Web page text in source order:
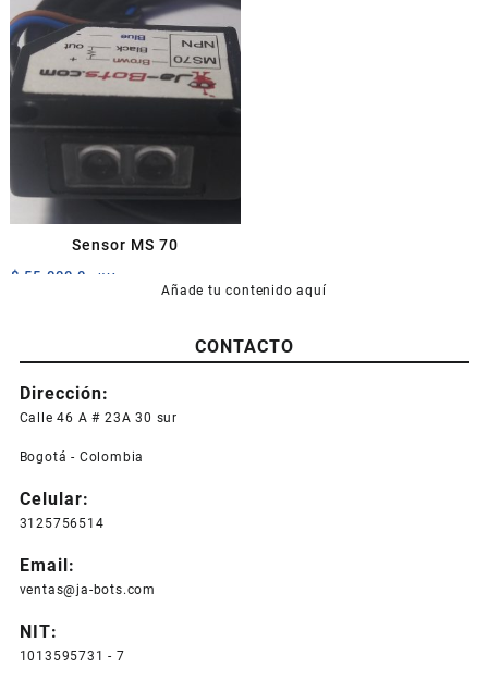
Sensor MS 70
$ 55.000,0 +IVA
Añade tu contenido aquí
CONTACTO
Dirección:
Calle 46 A # 23A 30 sur
Bogotá - Colombia
Celular:
3125756514
Email:
ventas@ja-bots.com
NIT:
1013595731 - 7